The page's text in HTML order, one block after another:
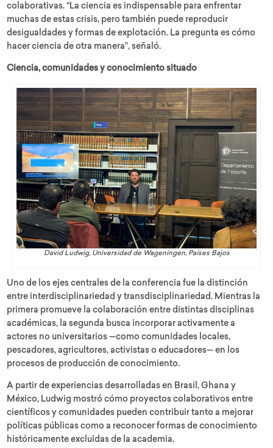
colaborativas. “La ciencia es indispensable para enfrentar
muchas de estas crisis, pero también puede reproducir
desigualdades y formas de explotación. La pregunta es cómo
hacer ciencia de otra manera”, señaló.
Ciencia, comunidades y conocimiento situado
David Ludwig, Universidad de Wageningen, Países Bajos
Uno de los ejes centrales de la conferencia fue la distinción
entre interdisciplinariedad y transdisciplinariedad. Mientras la
primera promueve la colaboración entre distintas disciplinas
académicas, la segunda busca incorporar activamente a
actores no universitarios —como comunidades locales,
pescadores, agricultores, activistas o educadores— en los
procesos de producción de conocimiento.
A partir de experiencias desarrolladas en Brasil, Ghana y
México, Ludwig mostró cómo proyectos colaborativos entre
científicos y comunidades pueden contribuir tanto a mejorar
políticas públicas como a reconocer formas de conocimiento
históricamente excluidas de la academia.